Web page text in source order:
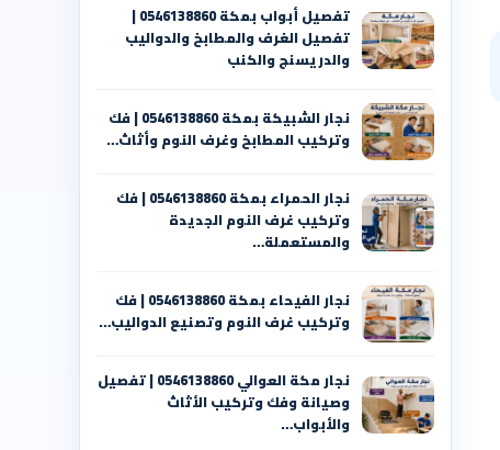
تفصيل أبواب بمكة 0546138860 |
تفصيل الغرف والمطابخ والدواليب
والدريسنج والكنب
نجار الشبيكة بمكة 0546138860⁩ | فك
وتركيب المطابخ وغرف النوم وأثاث…
نجار الحمراء بمكة 0546138860⁩ | فك
وتركيب غرف النوم الجديدة
والمستعملة…
نجار الفيحاء بمكة 0546138860⁩ | فك
وتركيب غرف النوم وتصنيع الدواليب…
نجار مكة العوالي 0546138860⁩ | تفصيل
وصيانة وفك وتركيب الأثاث
والأبواب…